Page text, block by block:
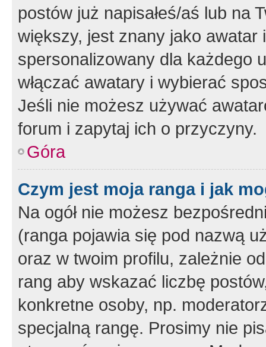
postów już napisałeś/aś lub na
większy, jest znany jako
spersonalizowany dla każdego
włączać awatary i wybierać
Jeśli nie możesz używać
forum i zapytaj ich o przyczyny.
Góra
Czym jest moja ranga i jak
Na ogół nie możesz
(ranga pojawia się pod nazwą
oraz w twoim profilu, zależnie
rang aby wskazać liczbę
konkretne osoby, np.
specjalną rangę. Prosimy nie